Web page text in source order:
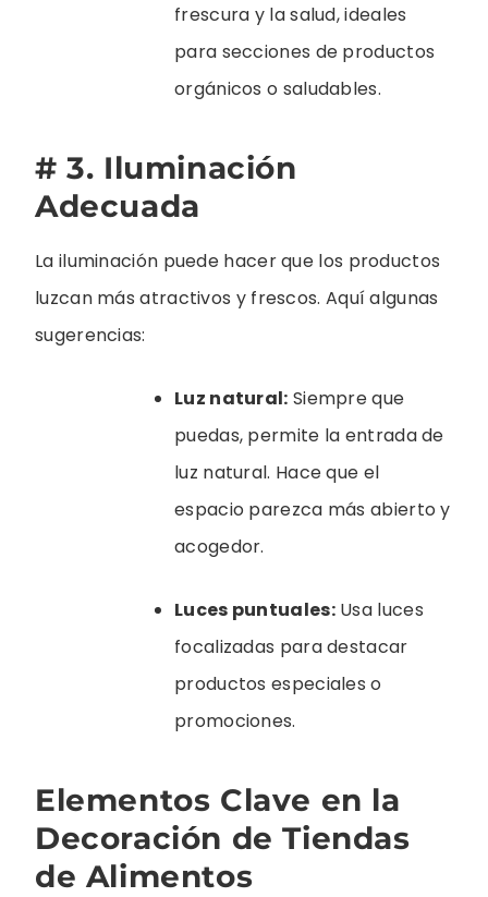
frescura y la salud, ideales
para secciones de productos
orgánicos o saludables.
# 3. Iluminación
Adecuada
La iluminación puede hacer que los productos
luzcan más atractivos y frescos. Aquí algunas
sugerencias:
Luz natural: Siempre que
puedas, permite la entrada de
luz natural. Hace que el
espacio parezca más abierto y
acogedor.
Luces puntuales:Usa luces
focalizadas para destacar
productos especiales o
promociones.
Elementos Clave en la
Decoración de Tiendas
de Alimentos